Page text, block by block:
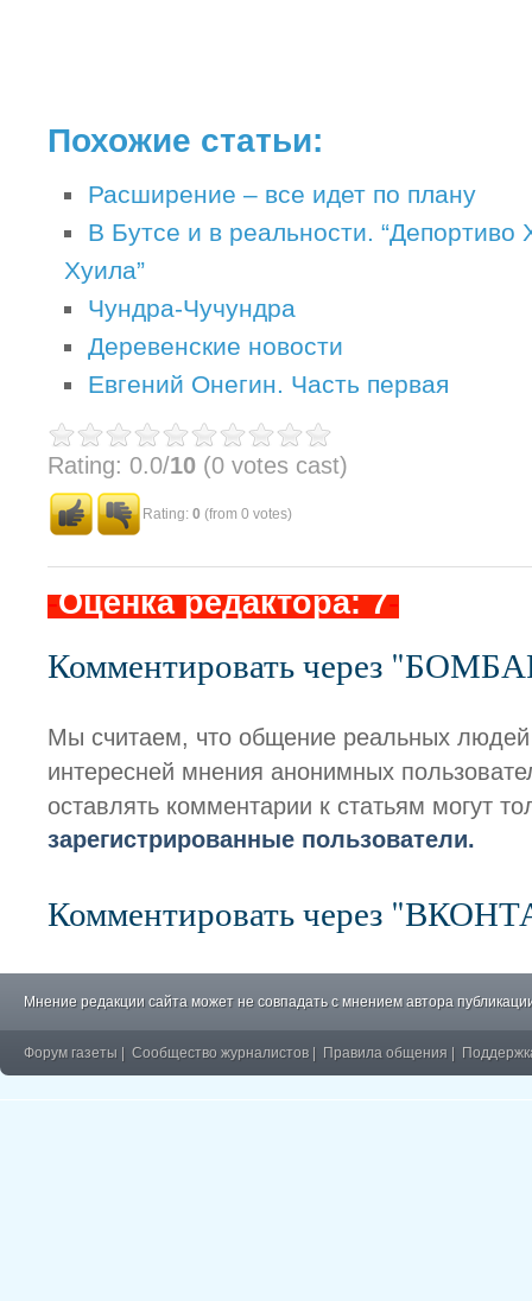
Похожие статьи:
Расширение – все идет по плану
В Бутсе и в реальности. “Депортиво
Хуила”
Чундра-Чучундра
Деревенские новости
Евгений Онегин. Часть первая
Rating: 0.0/10 (0 votes cast)
Rating: 0 (from 0 votes)
-Оценка редактора: 7-
Комментировать через
Мы считаем, что общение реальных
интересней мнения анонимных
оставлять комментарии к статьям могут
зарегистрированные пользователи.
Комментировать через
Мнение редакции сайта может не совпадать с мнением автора
Форум газеты Сообщество журналистов Правила общения
�